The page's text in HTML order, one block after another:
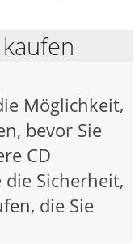
Möglichkeit,
bevor Sie
CD
die Sicherheit,
die Sie